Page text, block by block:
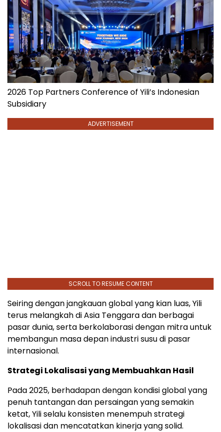
2026 Top Partners Conference of Yili’s Indonesian
Subsidiary
ADVERTISEMENT
SCROLL TO RESUME CONTENT
Seiring dengan jangkauan global yang kian luas, Yili
terus melangkah di Asia Tenggara dan berbagai
pasar dunia, serta berkolaborasi dengan mitra untuk
membangun masa depan industri susu di pasar
internasional.
Strategi Lokalisasi yang Membuahkan Hasil
Pada 2025, berhadapan dengan kondisi global yang
penuh tantangan dan persaingan yang semakin
ketat, Yili selalu konsisten menempuh strategi
lokalisasi dan mencatatkan kinerja yang solid.